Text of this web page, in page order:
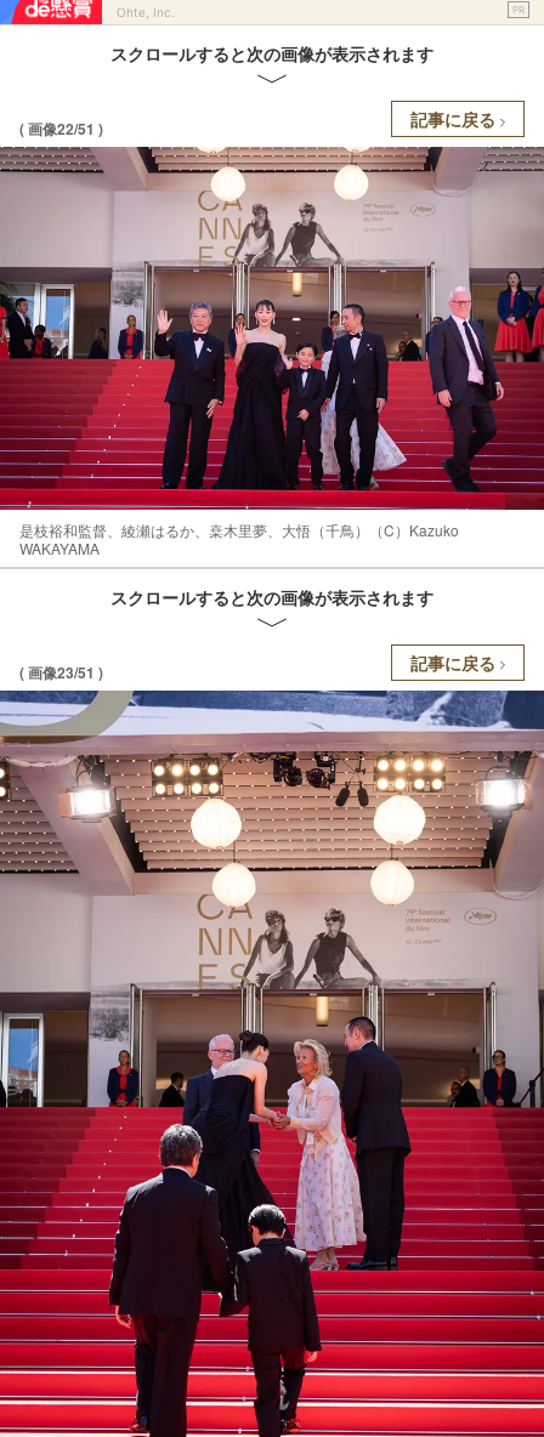
Ohte, Inc. PR
スクロールすると次の画像が表示されます
( 画像22/51 ) 記事に戻る
是枝裕和監督、綾瀬はるか、桒木里夢、大悟（千鳥）（C）Kazuko
WAKAYAMA
スクロールすると次の画像が表示されます
( 画像23/51 ) 記事に戻る